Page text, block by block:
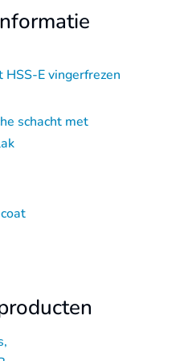
HSS-E vingerfrezen
schacht met